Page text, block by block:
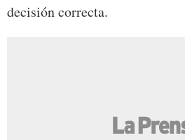
decisión correcta.